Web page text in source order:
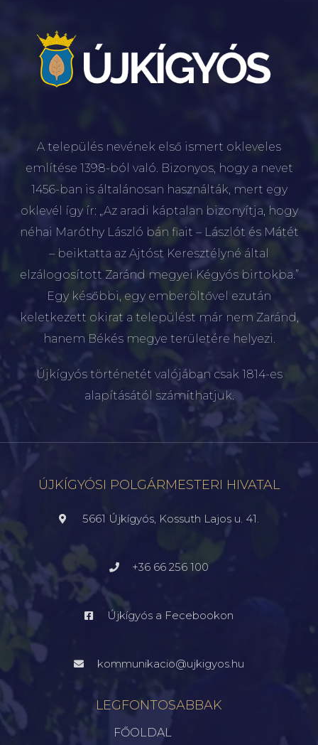
A település nevének első ismert okleveles
említése 1398-ból való. Bizonyos, hogy a nevet
1456-ban is általánosan használták, mert egy
oklevél így ír: „Az aradi káptalan bizonyítja, hogy
néhai Maróthy László bán fiait – Lászlót és Mátét
– beiktatta az Ajtóst Keresztélyné által
elzálogosított Zaránd megyei Kégyós birtokba.”
Egy későbbi, egy emberöltővel ezután
keletkezett okirat a települést már nem Zaránd,
hanem Békés megye területére helyezi.
Újkígyós történetét valójában csak 1814-es
alapításától számíthatjuk.
ÚJKÍGYÓSI POLGÁRMESTERI HIVATAL
5661 Újkígyós, Kossuth Lajos u. 41.
+36 66 256 100
Újkígyós a Fecebookon
kommunikacio@ujkigyos.hu
LEGFONTOSABBAK
FŐOLDAL